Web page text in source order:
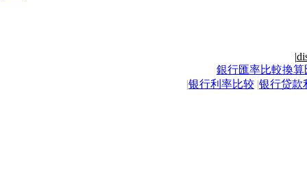
|
銀行匯率比較換算
|银行利率比较 |银行贷款